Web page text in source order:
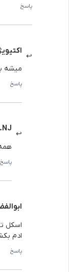
پاسخ
میشه
پاسخ
پاسخ
اسکل
ادم
پاسخ